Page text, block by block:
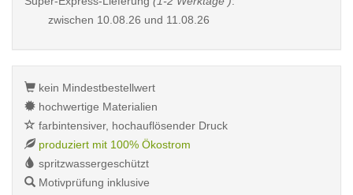
zwischen 10.08.26 und 11.08.26
kein Mindestbestellwert
hochwertige Materialien
farbintensiver, hochauflösender Druck
produziert mit 100% Ökostrom
spritzwassergeschützt
Motivprüfung inklusive